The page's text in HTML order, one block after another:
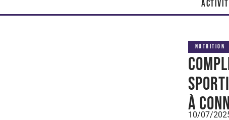
NUTRITION
à
10/07/